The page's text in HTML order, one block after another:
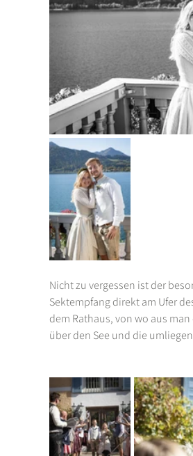
Nicht zu vergessen ist der
Sektempfang direkt am Ufer
dem Rathaus, von wo aus
über den See und die